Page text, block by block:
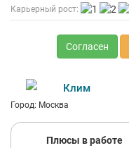
Карьерный рост:
Согласен
Клим
Город: Москва
Плюсы в работе